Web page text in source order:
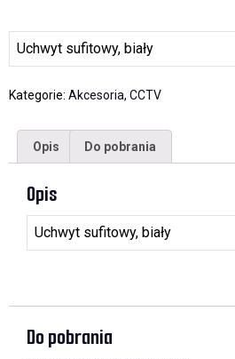
Uchwyt sufitowy, biały
Kategorie: Akcesoria, CCTV
Opis Do pobrania
Opis
Uchwyt sufitowy, biały
Do pobrania